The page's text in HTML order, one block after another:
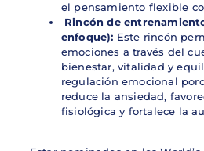
el pensamiento flexible
Rincón de
enfoque): Este rincón
emociones a través del
bienestar, vitalidad y
regulación emocional
reduce la ansiedad,
fisiológica y fortalece la